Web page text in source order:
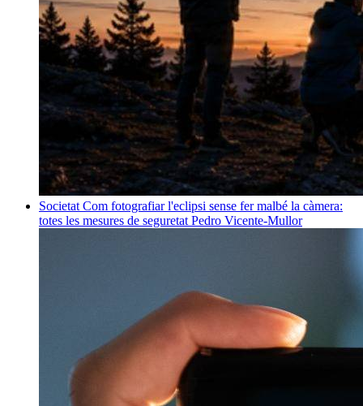
Societat Com fotografiar l'eclipsi sense fer malbé la càmera:
totes les mesures de seguretat Pedro Vicente-Mullor